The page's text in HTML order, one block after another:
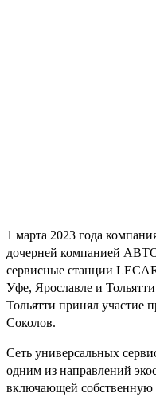
1 марта 2023 года
дочерней компанией
сервисные станции
Уфе, Ярославле и
Тольятти принял
Соколов.
Сеть универсальных
одним из направлений
включающей собственную